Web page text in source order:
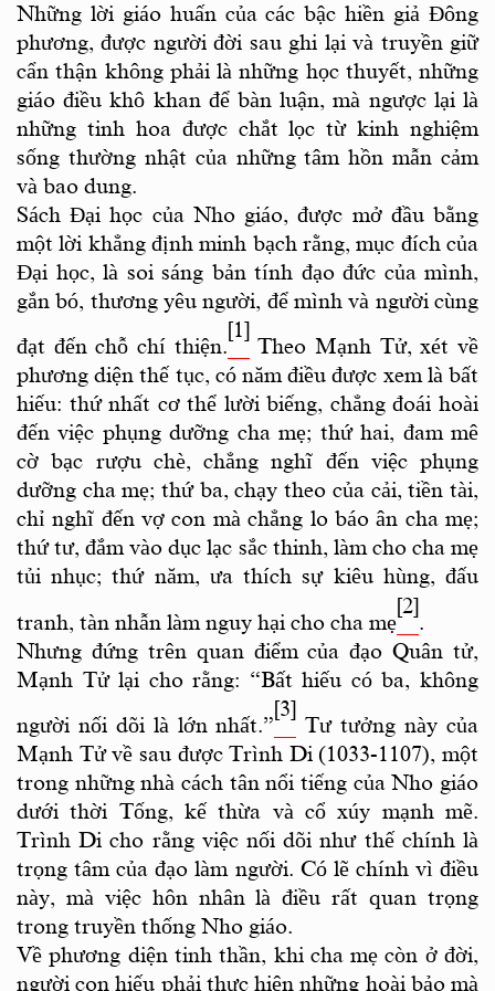
Những lời giáo huấn của các bậc hiền giả Đông
phương, được người đời sau ghi lại và truyền giữ
cẩn thận không phải là những học thuyết, những
giáo điều khô khan để bàn luận, mà ngược lại là
những tinh hoa được chắt lọc từ kinh nghiệm
sống thường nhật của những tâm hồn mẫn cảm
và bao dung.
Sách Đại học của Nho giáo, được mở đầu bằng
một lời khẳng định minh bạch rằng, mục đích của
Đại học, là soi sáng bản tính đạo đức của mình,
gắn bó, thương yêu người, để mình và người cùng
đạt đến chỗ chí thiện.
[1]
Theo Mạnh Tử, xét về
phương diện thế tục, có năm điều được xem là bất
hiếu: thứ nhất cơ thể lười biếng, chẳng đoái hoài
đến việc phụng dưỡng cha mẹ; thứ hai, đam mê
cờ bạc rượu chè, chẳng nghĩ đến việc phụng
dưỡng cha mẹ; thứ ba, chạy theo của cải, tiền tài,
chỉ nghĩ đến vợ con mà chẳng lo báo ân cha mẹ;
thứ tư, đắm vào dục lạc sắc thinh, làm cho cha mẹ
tủi nhục; thứ năm, ưa thích sự kiêu hùng, đấu
tranh, tàn nhẫn làm nguy hại cho cha mẹ
[2]
.
Nhưng đứng trên quan điểm của đạo Quân tử,
Mạnh Tử lại cho rằng: “Bất hiếu có ba, không
người nối dõi là lớn nhất.”
[3]
Tư tưởng này của
Mạnh Tử về sau được Trình Di (1033-1107), một
trong những nhà cách tân nổi tiếng của Nho giáo
dưới thời Tống, kế thừa và cổ xúy mạnh mẽ.
Trình Di cho rằng việc nối dõi như thế chính là
trọng tâm của đạo làm người. Có lẽ chính vì điều
này, mà việc hôn nhân là điều rất quan trọng
trong truyền thống Nho giáo.
Về phương diện tinh thần, khi cha mẹ còn ở đời,
người con hiếu phải thực hiện những hoài bảo mà